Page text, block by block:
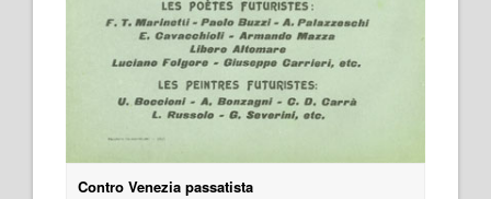
Contro Venezia passatista